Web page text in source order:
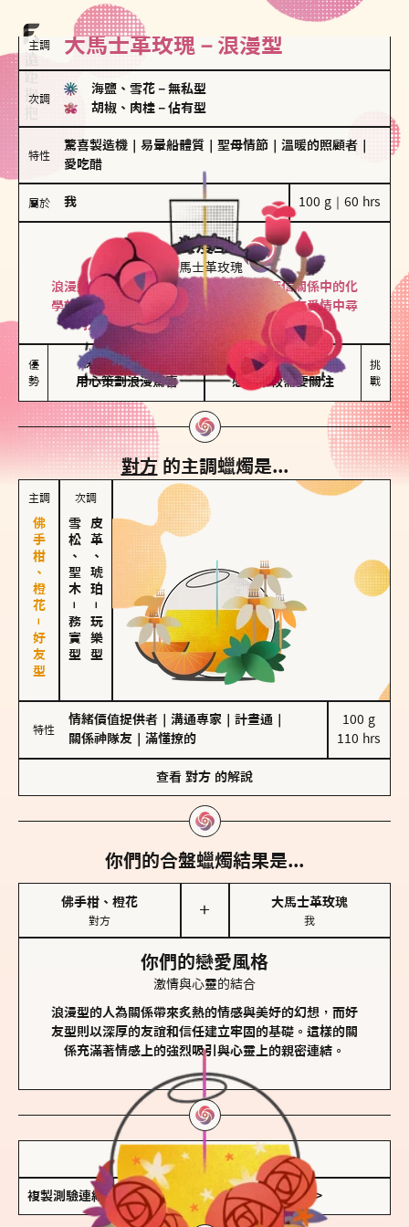
主調 大馬士革玫瑰－浪漫型
次調
海鹽、雪花 － 無私型
胡椒、肉桂 － 佔有型
特性
驚喜製造機 易暈船體質 聖母情節 溫暖的照顧者
愛吃醋
屬於 我 100 g｜60 hrs
浪漫型
大馬士革玫瑰
浪漫型的人以激情與性吸引力為基礎，深信關係中的化
學效應，認為每次相遇都是命中註定。傾向在愛情中尋
找火花，經常表達對另一半的愛意和讚美。
優
勢
保持戀愛新鮮感
用心策劃浪漫驚喜
情緒起伏較大
感情中較需要關注
挑
戰
對方的主調蠟燭是...
主調
佛手柑、橙花－好友型
次調
雪松、聖木
－
務實型
皮革、琥珀
－
玩樂型
特性
情緒價值提供者 溝通專家 計畫通
關係神隊友
滿懂撩的
100 g
110 hrs
查看 對方 的解說
你們的合盤蠟燭結果是...
佛手柑、橙花
對方
＋
大馬士革玫瑰
我
你們的戀愛風格
激情與心靈的結合
浪漫型的人為關係帶來炙熱的情感與美好的幻想，而好
友型則以深厚的友誼和信任建立牢固的基礎。這樣的關
係充滿著情感上的強烈吸引與心靈上的親密連結。
儲存我的結果圖
複製測驗連結 查看香氛類型全解析 >>>